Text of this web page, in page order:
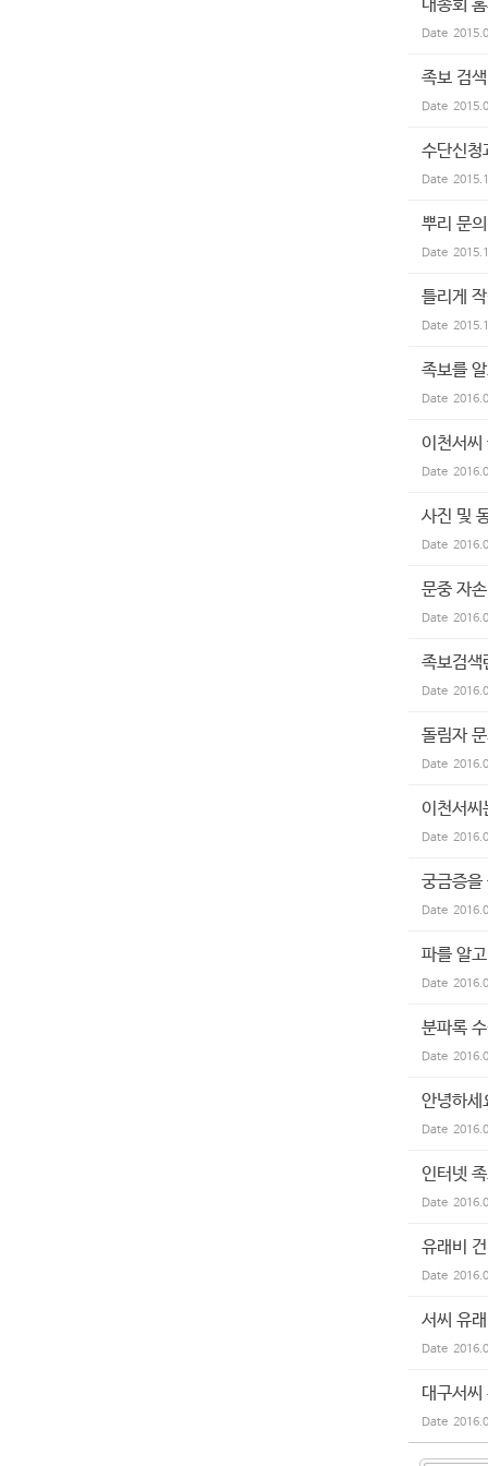
대종회
Date
족보 검색
Date
수단신청
Date
뿌리 문의
Date
틀리게
Date
족보를
Date
이천서씨
Date
사진 및
Date
문중 자
Date
족보검색
Date
돌림자
Date
이천서
Date
궁금증
Date
파를 알
Date
분파록
Date
안녕하세
Date
인터넷
Date
유래비
Date
서씨 유
Date
대구서씨
Date